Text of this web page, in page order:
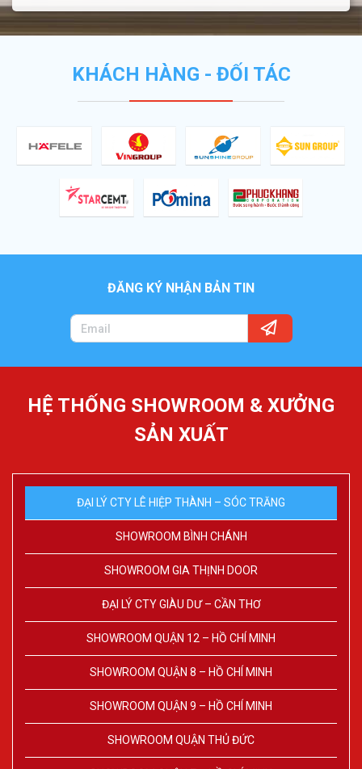
KHÁCH HÀNG - ĐỐI TÁC
ĐĂNG KÝ NHẬN BẢN TIN
HỆ THỐNG SHOWROOM & XƯỞNG
SẢN XUẤT
ĐẠI LÝ CTY LÊ HIỆP THÀNH – SÓC TRĂNG
SHOWROOM BÌNH CHÁNH
SHOWROOM GIA THỊNH DOOR
ĐẠI LÝ CTY GIÀU DƯ – CẦN THƠ
SHOWROOM QUẬN 12 – HỒ CHÍ MINH
SHOWROOM QUẬN 8 – HỒ CHÍ MINH
SHOWROOM QUẬN 9 – HỒ CHÍ MINH
SHOWROOM QUẬN THỦ ĐỨC